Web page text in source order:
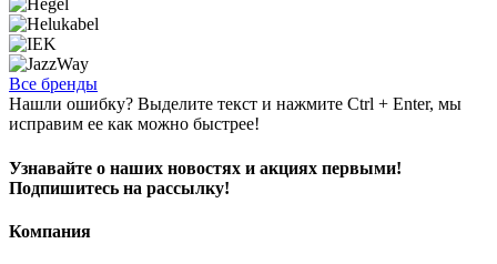
Все бренды
Нашли ошибку? Выделите текст и нажмите Ctrl + Enter, мы
исправим ее как можно быстрее!
Узнавайте о наших новостях и акциях первыми!
Подпишитесь на рассылку!
Компания